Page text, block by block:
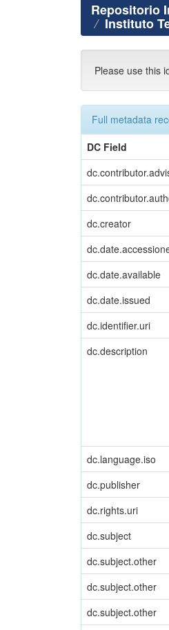
Repositorio
Instituto
Please use this
Full metadata
DC Field
dc.creator
dc.date.available
dc.date.issued
dc.identifier.uri
dc.description
dc.language.iso
dc.publisher
dc.rights.uri
dc.subject
dc.subject.other
dc.subject.other
dc.subject.other